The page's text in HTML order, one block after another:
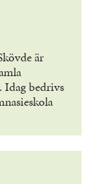
är
bedrivs